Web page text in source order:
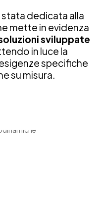
dedicata alla
mette in evidenza
sviluppate
in luce la
specifiche
su misura.